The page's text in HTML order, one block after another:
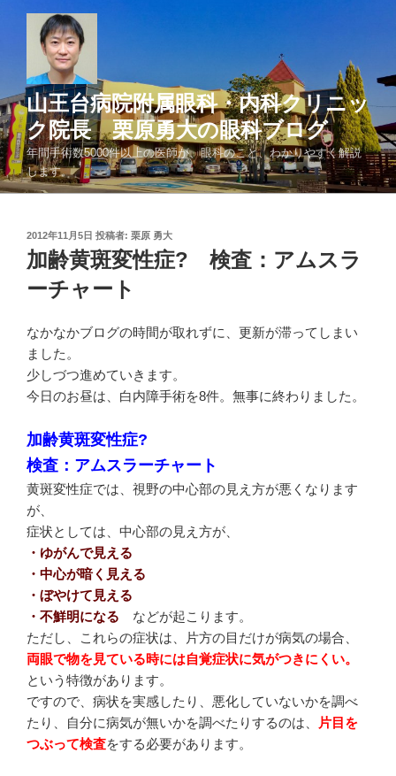
ツ
へ
ス
キ
ッ
山王台病院附属眼科・内科クリニッ
ク院長 栗原勇大の眼科ブログ
年間手術数5000件以上の医師が、眼科のこと、わかりやすく解説
します。
投
稿
日:
2012年11月5日 投稿者: 栗原 勇大
加齢黄斑変性症? 検査：アムスラ
ーチャート
なかなかブログの時間が取れずに、更新が滞ってしまい
ました。
少しづつ進めていきます。
今日のお昼は、白内障手術を8件。無事に終わりました。
加齢黄斑変性症?
検査：アムスラーチャート
黄斑変性症では、視野の中心部の見え方が悪くなります
が、
症状としては、中心部の見え方が、
・ゆがんで見える
・中心が暗く見える
・ぼやけて見える
・不鮮明になる などが起こります。
ただし、これらの症状は、片方の目だけが病気の場合、
両眼で物を見ている時には自覚症状に気がつきにくい。
という特徴があります。
ですので、病状を実感したり、悪化していないかを調べ
たり、自分に病気が無いかを調べたりするのは、
片目を
つぶって検査をする必要があります。